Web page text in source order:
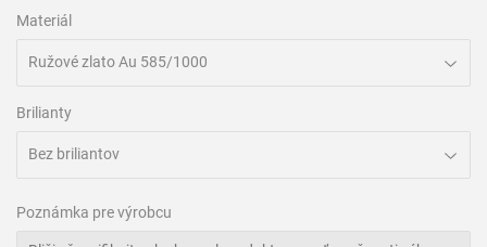
Materiál
Brilianty
Poznámka pre výrobcu